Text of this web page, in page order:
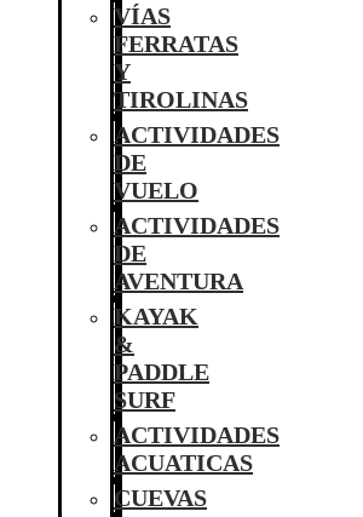
VÍAS
FERRATAS
Y
TIROLINAS
ACTIVIDADES
DE
VUELO
ACTIVIDADES
DE
AVENTURA
KAYAK
&
PADDLE
SURF
ACTIVIDADES
ACUATICAS
CUEVAS